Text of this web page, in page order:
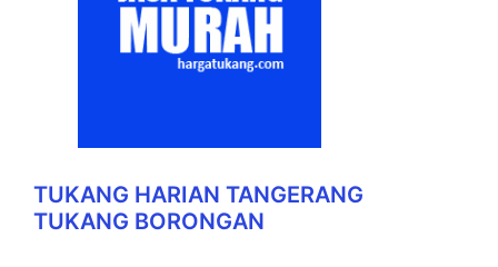
TUKANG HARIAN TANGERANG
TUKANG BORONGAN